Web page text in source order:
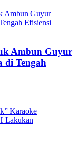
Ambun Guyur
di Tengah